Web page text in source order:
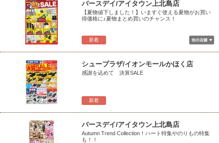
新着
バースデイ/アイタウン上北島店
【夏物値下しました！】いますぐ使える夏物がお買い
得価格に♪夏物まとめ買いのチャンス！
新着
シュープラザ/イオンモールかほく店
感謝を込めて 決算SALE
バースデイ/アイタウン上北島店
Autumn Trend Collection！ハート特集やのりもの特集
も！！